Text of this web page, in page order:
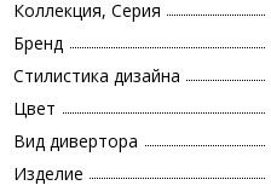
Коллекция, Серия
Бренд
Стилистика дизайна
Цвет
Вид дивертора
Изделие